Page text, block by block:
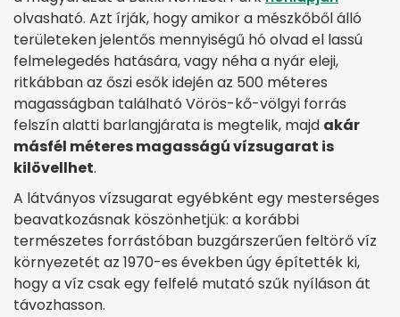
olvasható. Azt írják, hogy amikor a mészkőből álló
területeken jelentős mennyiségű hó olvad el lassú
felmelegedés hatására, vagy néha a nyár eleji,
ritkábban az őszi esők idején az 500 méteres
magasságban található Vörös-kő-völgyi forrás
felszín alatti barlangjárata is megtelik, majd akár
másfél méteres magasságú vízsugarat is
kilövellhet.
A látványos vízsugarat egyébként egy mesterséges
beavatkozásnak köszönhetjük: a korábbi
természetes forrástóban buzgárszerűen feltörő víz
környezetét az 1970-es években úgy építették ki,
hogy a víz csak egy felfelé mutató szűk nyíláson át
távozhasson.